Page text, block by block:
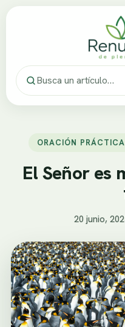
ORACIÓN
El Señor es
20 junio,